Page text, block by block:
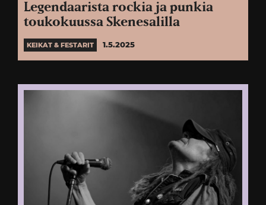
Legendaarista rockia ja punkia
toukokuussa Skenesalilla
KEIKAT & FESTARIT 1.5.2025